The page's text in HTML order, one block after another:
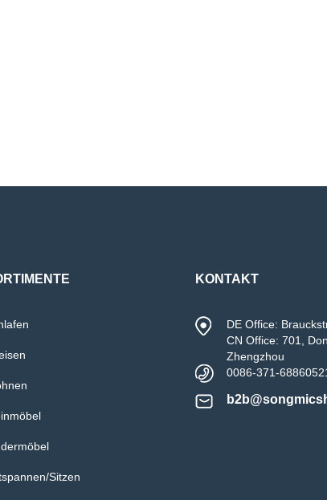
Sitzen
KONTAKT
DE Office:
CN Office: 701,
Zhengzhou
0086-371-